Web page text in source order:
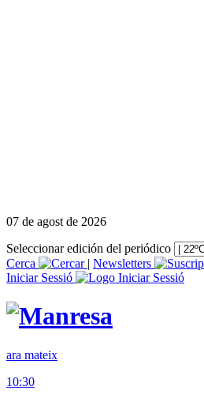
07 de agost de 2026
Seleccionar edición del periódico
Cerca
| Newsletters
Iniciar Sessió
ara mateix
10:30